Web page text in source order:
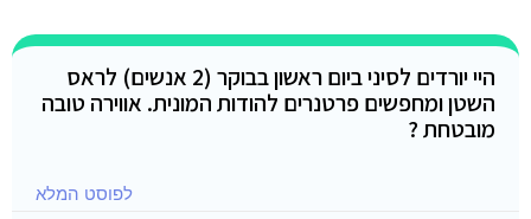
היי יורדים לסיני ביום ראשון בבוקר (2 אנשים) לראס
השטן ומחפשים פרטנרים להודות המונית. אווירה טובה
מובטחת ?
לפוסט המלא